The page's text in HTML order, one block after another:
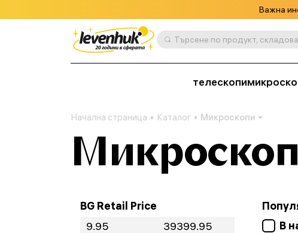
Важна
телескопи
Начална страница Каталог Микроскопи
BG Retail Price
В